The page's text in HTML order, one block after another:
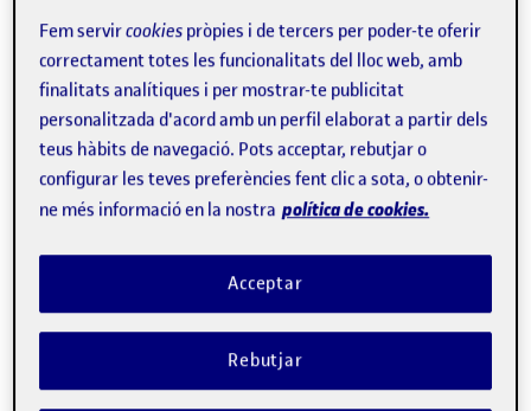
permetrà prendre decisions i implementar solucions
imaginatives i eficients.
El màster a distància d'Edició Digital de la UOC té
caràcter professionalitzadori t'ofereix una formació
reflexiva, activa, creativa i molt pràctica.
Aquest programa d'estudisdona resposta a les
demandes del món editorial i de les institucions, tant
, vinculades al llibre.
Fem servircookies pròpies i de tercers per poder-te oferir
correctament totes les funcionalitats del lloc web, amb
finalitats analítiques i per mostrar-te publicitat
personalitzada d'acord amb un perfil elaborat a partir dels
teus hàbits de navegació. Pots acceptar, rebutjar o
configurar les teves preferències fent clic a sota, o obtenir-
ne més informació en la nostra política de cookies.
Rebutjar
Acceptar